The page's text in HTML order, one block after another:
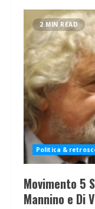
2 MIN READ
Politica &
Movimento 5
Mannino e Di